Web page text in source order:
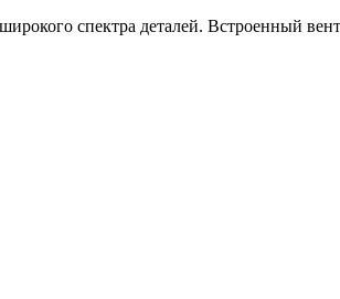
спектра деталей. Встроенный